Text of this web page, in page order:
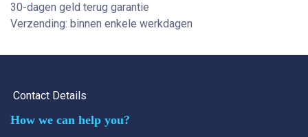
30-dagen geld terug garantie
Verzending: binnen enkele werkdagen
Contact Details
How we can help you?